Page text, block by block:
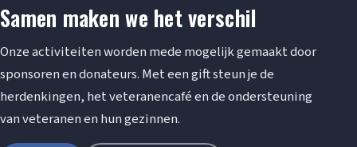
Samen maken we het verschil
Onze activiteiten worden mede mogelijk gemaakt door
sponsoren en donateurs. Met een gift steun je de
herdenkingen, het veteranencafé en de ondersteuning
van veteranen en hun gezinnen.